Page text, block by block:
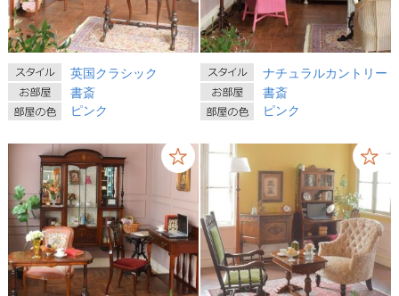
英国クラシック
書斎
ピンク
ナチュラルカントリー
書斎
ピンク